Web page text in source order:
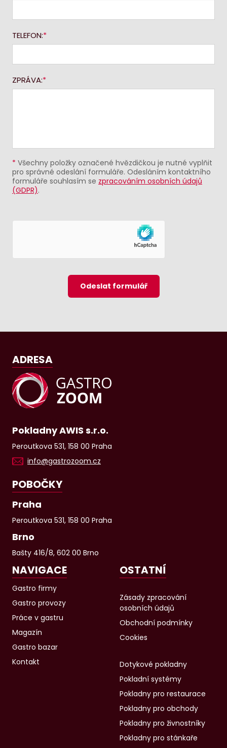
TELEFON:
ZPRÁVA:
* Všechny položky označené hvězdičkou je nutné vyplňit
pro správné odeslání formuláře. Odesláním kontaktního
formuláře souhlasím se zpracováním osobních údajů
(GDPR).
Odeslat formulář
ADRESA
Pokladny AWIS s.r.o.
Peroutkova 531, 158 00 Praha
info@gastrozoom.cz
POBOČKY
Praha
Peroutkova 531, 158 00 Praha
Brno
Bašty 416/8, 602 00 Brno
NAVIGACE
Gastro firmy
Gastro provozy
Práce v gastru
Magazín
Gastro bazar
Kontakt
OSTATNÍ
Zásady zpracování
osobních údajů
Obchodní podmínky
Cookies
Dotykové pokladny
Pokladní systémy
Pokladny pro restaurace
Pokladny pro obchody
Pokladny pro živnostníky
Pokladny pro stánkaře